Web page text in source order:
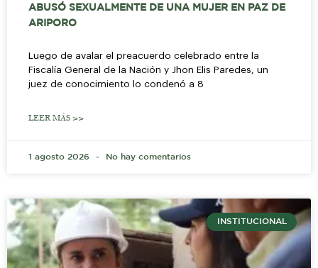
ABUSÓ SEXUALMENTE DE UNA MUJER EN PAZ DE
ARIPORO
Luego de avalar el preacuerdo celebrado entre la
Fiscalía General de la Nación y Jhon Elis Paredes, un
juez de conocimiento lo condenó a 8
LEER MÁS >>
1 agosto 2026 No hay comentarios
INSTITUCIONAL